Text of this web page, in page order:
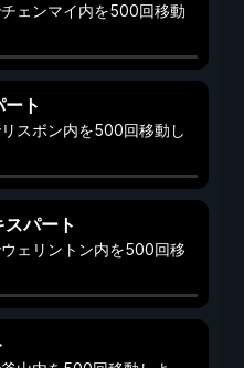
ェンマイ内を500回移動
ト
スボン内を500回移動し
パート
ェリントン内を500回移